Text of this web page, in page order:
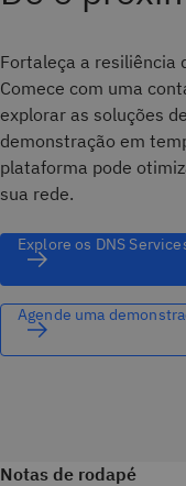
Fortaleça a resiliência
Comece com uma
explorar as soluções
demonstração em
plataforma pode
sua rede.
Explore os DNS
Agende uma
Notas de rodapé